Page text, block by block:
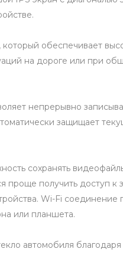
обеспечивает
на дороге или при
непрерывно
защищает
сохранять
получить доступ к
Wi-Fi соединение
или планшета.
автомобиля